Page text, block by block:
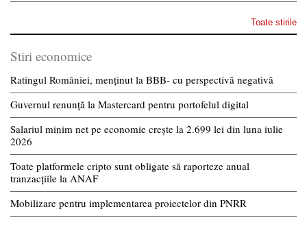
Toate stirile
Stiri economice
Ratingul României, menținut la BBB- cu perspectivă negativă
Guvernul renunță la Mastercard pentru portofelul digital
Salariul minim net pe economie crește la 2.699 lei din luna iulie
2026
Toate platformele cripto sunt obligate să raporteze anual
tranzacțiile la ANAF
Mobilizare pentru implementarea proiectelor din PNRR